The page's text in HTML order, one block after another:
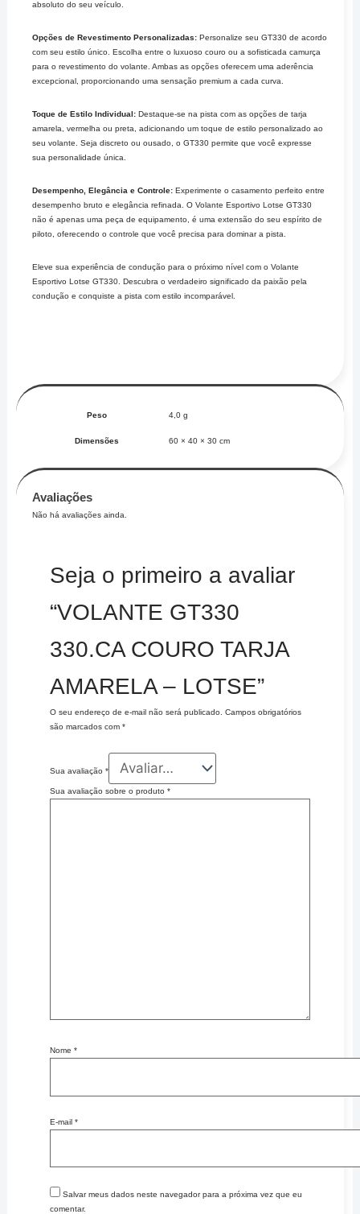
absoluto do seu veículo.
Opções de Revestimento Personalizadas: Personalize seu GT330 de acordo
com seu estilo único. Escolha entre o luxuoso couro ou a sofisticada camurça
para o revestimento do volante. Ambas as opções oferecem uma aderência
excepcional, proporcionando uma sensação premium a cada curva.
Toque de Estilo Individual: Destaque-se na pista com as opções de tarja
amarela, vermelha ou preta, adicionando um toque de estilo personalizado ao
seu volante. Seja discreto ou ousado, o GT330 permite que você expresse
sua personalidade única.
Desempenho, Elegância e Controle: Experimente o casamento perfeito entre
desempenho bruto e elegância refinada. O Volante Esportivo Lotse GT330
não é apenas uma peça de equipamento, é uma extensão do seu espírito de
piloto, oferecendo o controle que você precisa para dominar a pista.
Eleve sua experiência de condução para o próximo nível com o Volante
Esportivo Lotse GT330. Descubra o verdadeiro significado da paixão pela
condução e conquiste a pista com estilo incomparável.
Peso 4,0 g
Dimensões 60 × 40 × 30 cm
Avaliações
Não há avaliações ainda.
Seja o primeiro a avaliar
“VOLANTE GT330
330.CA COURO TARJA
AMARELA – LOTSE”
O seu endereço de e-mail não será publicado.
Campos obrigatórios
são marcados com *
Sua avaliação *
Sua avaliação sobre o produto *
Nome *
E-mail *
Salvar meus dados neste navegador para a próxima vez que eu
comentar.